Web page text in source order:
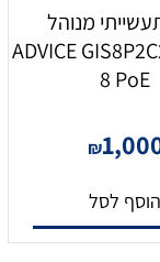
מנוהל
+ADVICE
8 PoE
₪
הוסף לסל